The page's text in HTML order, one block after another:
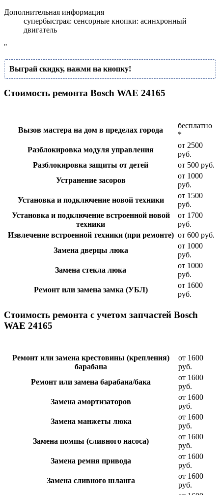
Дополнительная информация
супербыстрая: сенсорные кнопки: асинхронный
двигатель
"
Выграй скидку, нажми на кнопку!
Стоимость ремонта Bosch WAE 24165
Вызов мастера на дом в пределах города
бесплатно
*
Разблокировка модуля управления
от 2500
руб.
Разблокировка защиты от детей
от 500 руб.
Устранение засоров
от 1000
руб.
Установка и подключение новой техники
от 1500
руб.
Установка и подключение встроенной новой
техники
от 1700
руб.
Извлечение встроенной техники (при ремонте) от 600 руб.
Замена дверцы люка
от 1000
руб.
Замена стекла люка
от 1000
руб.
Ремонт или замена замка (УБЛ)
от 1600
руб.
Стоимость ремонта с учетом запчастей Bosch
WAE 24165
Ремонт или замена крестовины (крепления)
барабана
от 1600
руб.
Ремонт или замена барабана/бака
от 1600
руб.
Замена амортизаторов
от 1600
руб.
Замена манжеты люка
от 1600
руб.
Замена помпы (сливного насоса)
от 1600
руб.
Замена ремня привода
от 1600
руб.
Замена сливного шланга
от 1600
руб.